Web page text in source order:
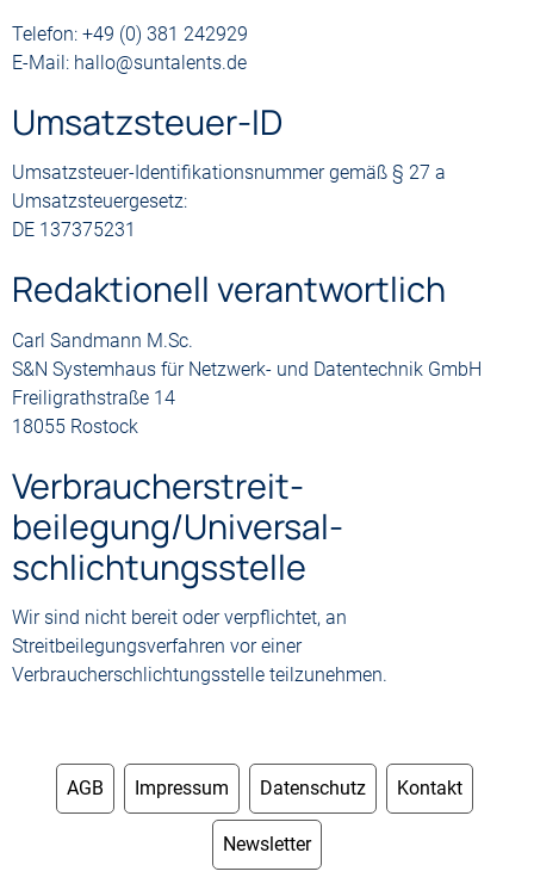
Telefon: +49 (0) 381 242929
E-Mail: hallo@suntalents.de
Umsatzsteuer-ID
Umsatzsteuer-Identifikationsnummer gemäß § 27 a
Umsatzsteuergesetz:
DE 137375231
Redaktionell verantwortlich
Carl Sandmann M.Sc.
S&N Systemhaus für Netzwerk- und Datentechnik GmbH
Freiligrathstraße 14
18055 Rostock
Verbraucher­streit­
beilegung/Universal­
schlichtungs­stelle
Wir sind nicht bereit oder verpflichtet, an
Streitbeilegungsverfahren vor einer
Verbraucherschlichtungsstelle teilzunehmen.
AGB Impressum Datenschutz Kontakt
Newsletter